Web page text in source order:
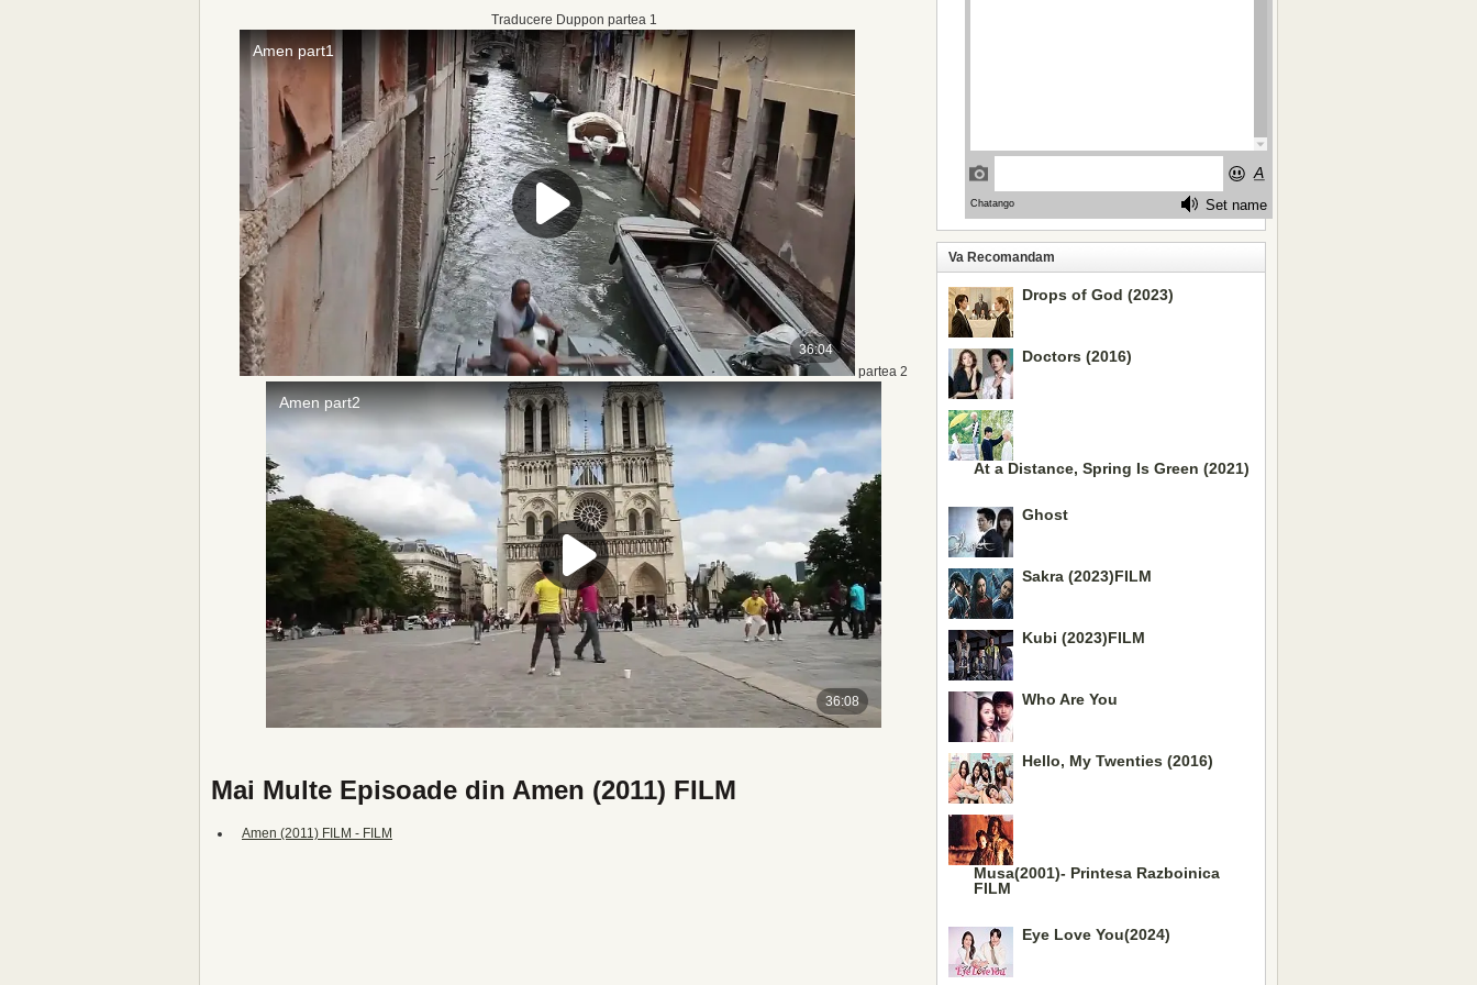
Traducere Duppon partea 1
partea 2
Mai Multe Episoade din Amen (2011) FILM
Amen (2011) FILM - FILM
Va Recomandam
Drops of God (2023)
Doctors (2016)
At a Distance, Spring Is Green (2021)
Ghost
Sakra (2023)FILM
Kubi (2023)FILM
Who Are You
Hello, My Twenties (2016)
Musa(2001)- Printesa Razboinica
FILM
Eye Love You(2024)